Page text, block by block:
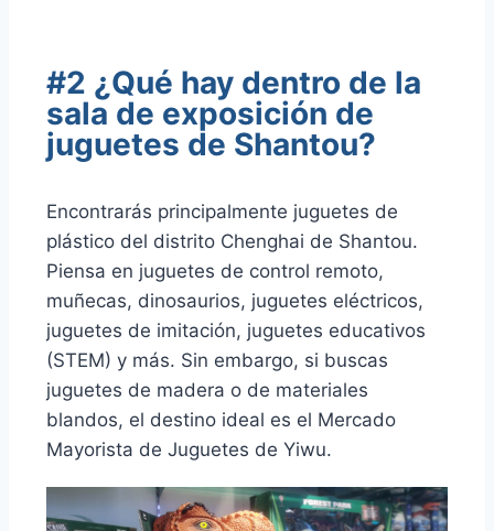
#2 ¿Qué hay dentro de la
sala de exposición de
juguetes de Shantou?
Encontrarás principalmente juguetes de
plástico del distrito Chenghai de Shantou.
Piensa en juguetes de control remoto,
muñecas, dinosaurios, juguetes eléctricos,
juguetes de imitación, juguetes educativos
(STEM) y más. Sin embargo, si buscas
juguetes de madera o de materiales
blandos, el destino ideal es el Mercado
Mayorista de Juguetes de Yiwu.